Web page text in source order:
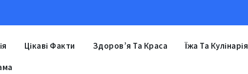
Цікаві Факти Здоров’я Та Краса Їжа Та Кулінарія